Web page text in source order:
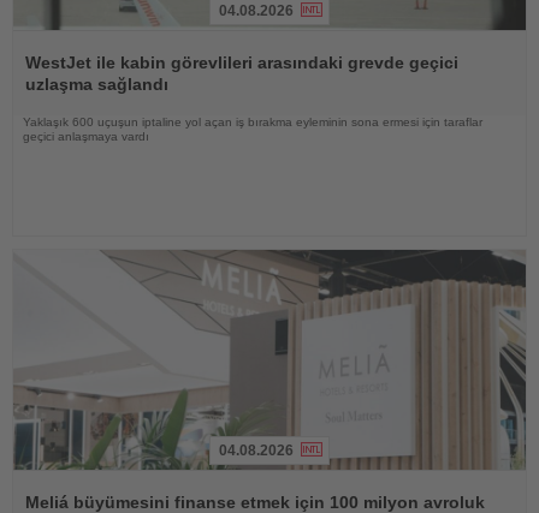
Oku
04.08.2026
WestJet ile kabin görevlileri arasındaki grevde geçici
uzlaşma sağlandı
Yaklaşık 600 uçuşun iptaline yol açan iş bırakma eyleminin sona ermesi için taraflar
geçici anlaşmaya vardı
Oku
04.08.2026
Meliá büyümesini finanse etmek için 100 milyon avroluk